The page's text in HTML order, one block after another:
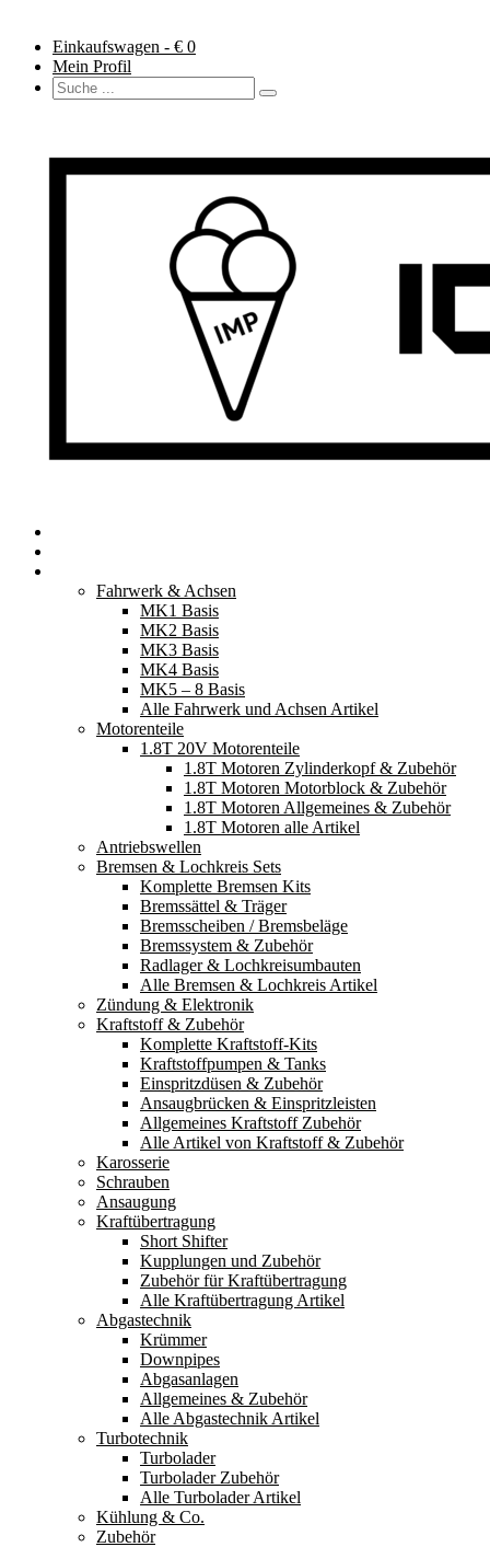
Einkaufswagen - € 0
Mein Profil
Fahrwerk & Achsen
MK1 Basis
MK2 Basis
MK3 Basis
MK4 Basis
MK5 – 8 Basis
Alle Fahrwerk und Achsen Artikel
Motorenteile
1.8T 20V Motorenteile
1.8T Motoren Zylinderkopf & Zubehör
1.8T Motoren Motorblock & Zubehör
1.8T Motoren Allgemeines & Zubehör
1.8T Motoren alle Artikel
Antriebswellen
Bremsen & Lochkreis Sets
Komplette Bremsen Kits
Bremssättel & Träger
Bremsscheiben / Bremsbeläge
Bremssystem & Zubehör
Radlager & Lochkreisumbauten
Alle Bremsen & Lochkreis Artikel
Zündung & Elektronik
Kraftstoff & Zubehör
Komplette Kraftstoff-Kits
Kraftstoffpumpen & Tanks
Einspritzdüsen & Zubehör
Ansaugbrücken & Einspritzleisten
Allgemeines Kraftstoff Zubehör
Alle Artikel von Kraftstoff & Zubehör
Karosserie
Schrauben
Ansaugung
Kraftübertragung
Short Shifter
Kupplungen und Zubehör
Zubehör für Kraftübertragung
Alle Kraftübertragung Artikel
Abgastechnik
Krümmer
Downpipes
Abgasanlagen
Allgemeines & Zubehör
Alle Abgastechnik Artikel
Turbotechnik
Turbolader
Turbolader Zubehör
Alle Turbolader Artikel
Kühlung & Co.
Zubehör